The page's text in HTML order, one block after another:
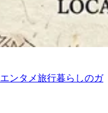
エンタメ旅行暮らしのガ